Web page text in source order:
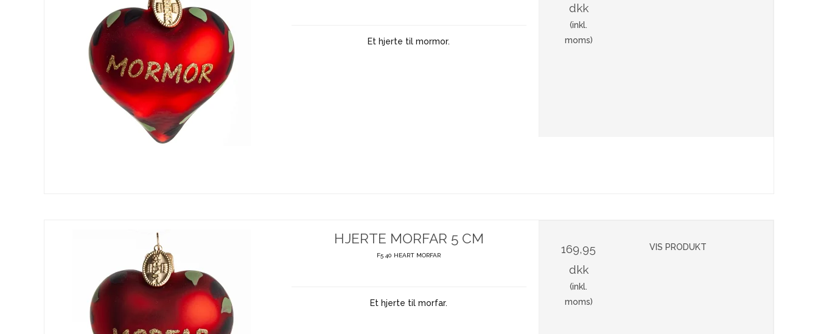
Et hjerte til mormor.
dkk
(inkl.
moms)
HJERTE MORFAR 5 CM
F5 40 HEART MORFAR
Et hjerte til morfar.
169,95
dkk
(inkl.
moms)
VIS PRODUKT